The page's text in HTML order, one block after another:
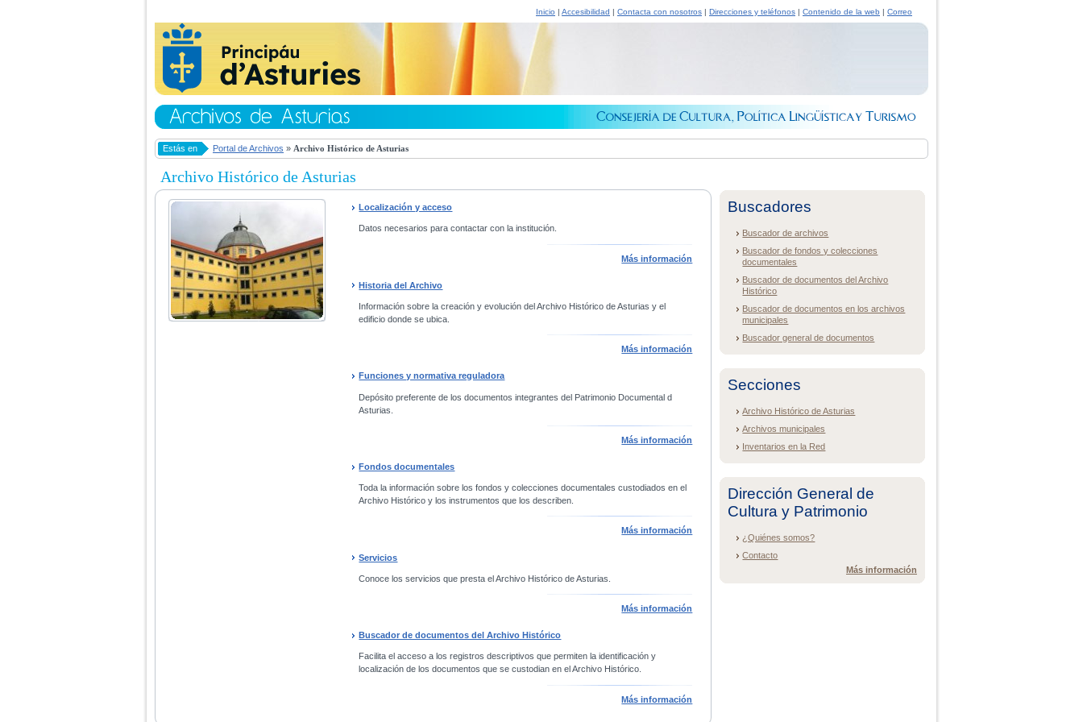
Inicio | Accesibilidad | Contacta con nosotros | Direcciones y teléfonos | Contenido de la web | Correo
Estás en Portal de Archivos » Archivo Histórico de Asturias
Archivo Histórico de Asturias
Localización y acceso
Datos necesarios para contactar con la institución.
Más información
Historia del Archivo
Información sobre la creación y evolución del Archivo Histórico de Asturias y el
edificio donde se ubica.
Más información
Funciones y normativa reguladora
Depósito preferente de los documentos integrantes del Patrimonio Documental d
Asturias.
Más información
Fondos documentales
Toda la información sobre los fondos y colecciones documentales custodiados en el
Archivo Histórico y los instrumentos que los describen.
Más información
Servicios
Conoce los servicios que presta el Archivo Histórico de Asturias.
Más información
Buscador de documentos del Archivo Histórico
Facilita el acceso a los registros descriptivos que permiten la identificación y
localización de los documentos que se custodian en el Archivo Histórico.
Más información
Buscadores
Buscador de archivos
Buscador de fondos y colecciones
documentales
Buscador de documentos del Archivo
Histórico
Buscador de documentos en los archivos
municipales
Buscador general de documentos
Secciones
Archivo Histórico de Asturias
Archivos municipales
Inventarios en la Red
Dirección General de
Cultura y Patrimonio
¿Quiénes somos?
Contacto
Más información